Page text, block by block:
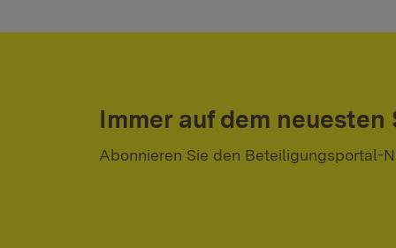
Immer auf dem neuesten
Abonnieren Sie den Beteiligungsportal-